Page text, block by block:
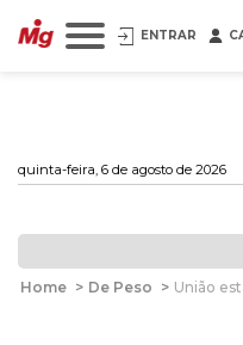
ENTRAR
quinta-feira, 6 de agosto de 2026
Home > De Peso > União